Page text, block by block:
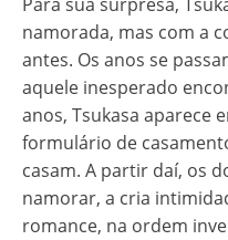
namorada, mas com a
antes. Os anos se
aquele inesperado
anos, Tsukasa aparece
formulário de
casam. A partir daí, os
namorar, a cria
romance, na ordem